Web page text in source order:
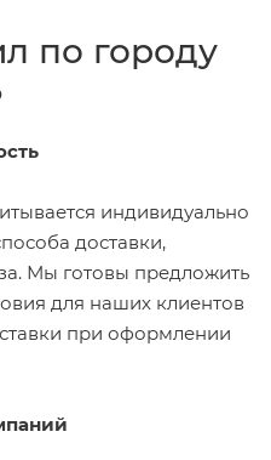
по городу
индивидуально
доставки,
Мы готовы предложить
для наших клиентов
при оформлении